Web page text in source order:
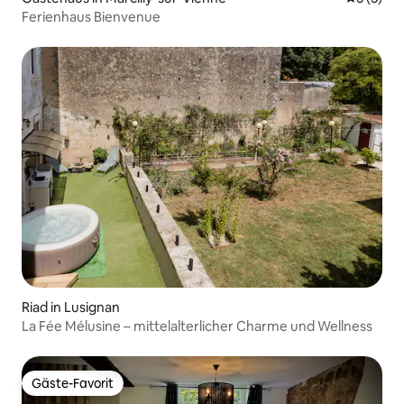
Ferienhaus Bienvenue
Riad in Lusignan
La Fée Mélusine – mittelalterlicher Charme und Wellness
Gäste-Favorit
Gäste-Favorit